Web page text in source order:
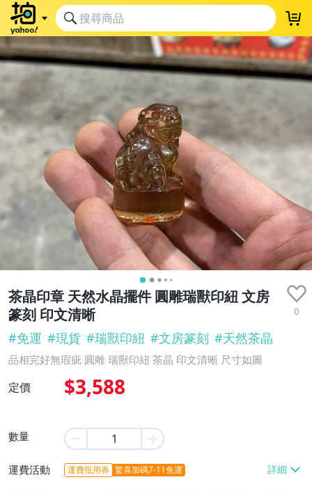
茶晶印章 天然水晶擺件 圓雕瑞獸印紐 文房
篆刻 印文清晰
0
#免運 #現貨 #瑞獸印紐 #文房篆刻 #天然茶晶
品相完好無瑕疵 圓雕 瑞獸印紐 茶晶 印文清晰 尺寸如圖
定價 $3,588
數量
運費活動 運費抵用券 驚喜加碼7-11免運